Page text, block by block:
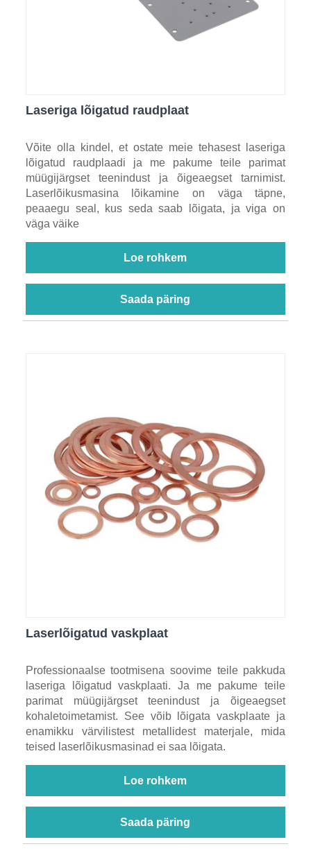
Laseriga lõigatud raudplaat
Võite olla kindel, et ostate meie tehasest laseriga
lõigatud raudplaadi ja me pakume teile parimat
müügijärgset teenindust ja õigeaegset tarnimist.
Laserlõikusmasina lõikamine on väga täpne,
peaaegu seal, kus seda saab lõigata, ja viga on
väga väike
Loe rohkem
Saada päring
Laserlõigatud vaskplaat
Professionaalse tootmisena soovime teile pakkuda
laseriga lõigatud vaskplaati. Ja me pakume teile
parimat müügijärgset teenindust ja õigeaegset
kohaletoimetamist. See võib lõigata vaskplaate ja
enamikku värvilistest metallidest materjale, mida
teised laserlõikusmasinad ei saa lõigata.
Loe rohkem
Saada päring